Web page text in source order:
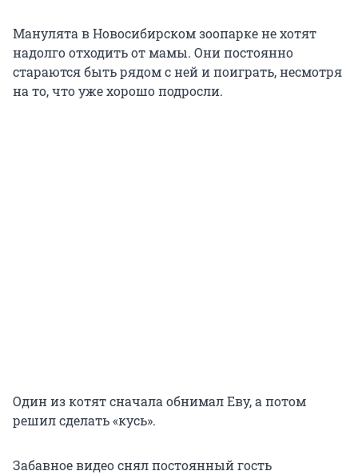
Манулята в Новосибирском зоопарке не хотят
надолго отходить от мамы. Они постоянно
стараются быть рядом с ней и поиграть, несмотря
на то, что уже хорошо подросли.
Один из котят сначала обнимал Еву, а потом
решил сделать «кусь».
Забавное видео снял постоянный гость